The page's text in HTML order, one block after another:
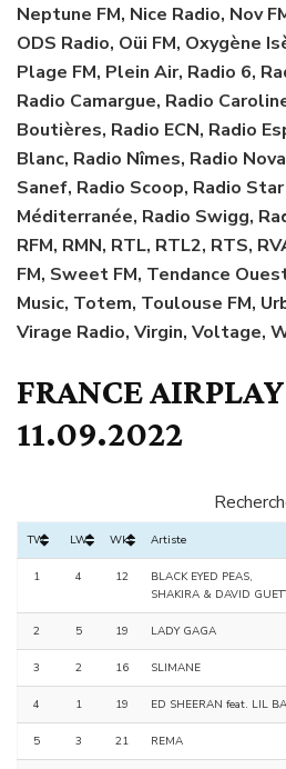
Neptune FM, Nice Radio, Nov
ODS Radio, Oüi FM, Oxygène
Plage FM, Plein Air, Radio 6,
Radio Camargue, Radio
Boutières, Radio ECN, Radio
Blanc, Radio Nîmes, Radio
Sanef, Radio Scoop, Radio
Méditerranée, Radio Swigg,
RFM, RMN, RTL, RTL2, RTS,
FM, Sweet FM, Tendance
Music, Totem, Toulouse FM,
Virage Radio, Virgin, Voltage,
FRANCE
11.09.2022
TW LW Wks Artiste
1 4 12
BLACK EYED PEAS,
SHAKIRA & DAVID
2 5 19 LADY GAGA
3 2 16 SLIMANE
4 1 19 ED SHEERAN feat. LIL
5 3 21 REMA